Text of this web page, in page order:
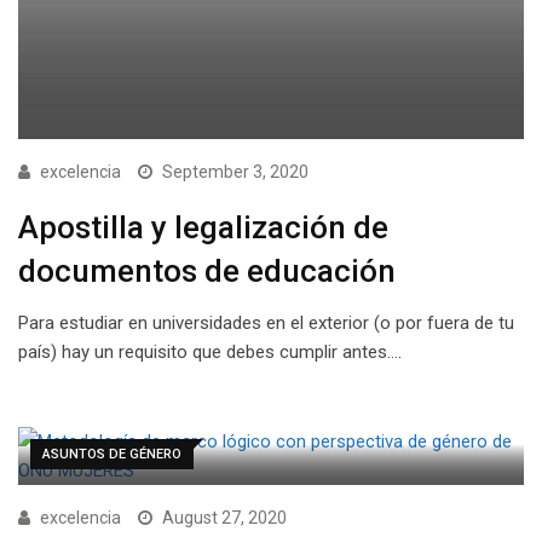
excelencia September 3, 2020
Apostilla y legalización de
documentos de educación
Para estudiar en universidades en el exterior (o por fuera de tu
país) hay un requisito que debes cumplir antes.…
ASUNTOS DE GÉNERO
excelencia August 27, 2020